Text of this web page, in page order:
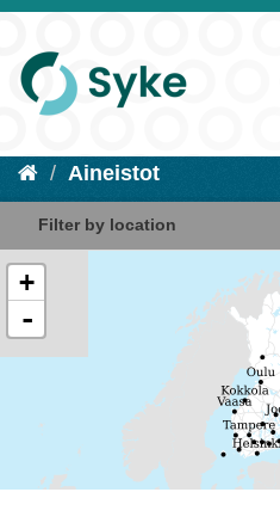
Aineistot
Filter by location
+
-